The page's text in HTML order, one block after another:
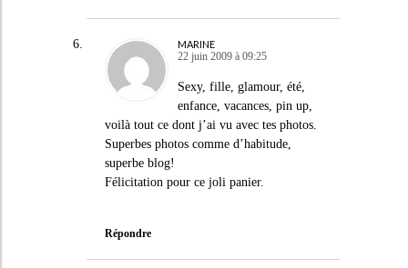
MARINE
22 juin 2009 à 09:25
Sexy, fille, glamour, été,
enfance, vacances, pin up,
voilà tout ce dont j’ai vu avec tes photos.
Superbes photos comme d’habitude,
superbe blog!
Félicitation pour ce joli panier.
Répondre